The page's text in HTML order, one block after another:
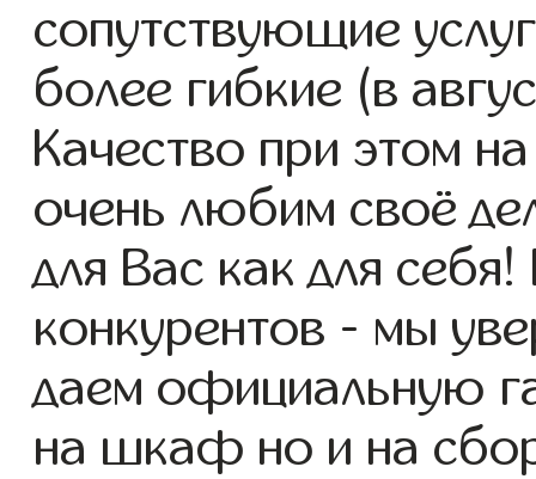
сопутствующие
более гибкие (в
Качество при этом
очень любим своё
для Вас как для
конкурентов - мы
даем официальную
на шкаф но и на